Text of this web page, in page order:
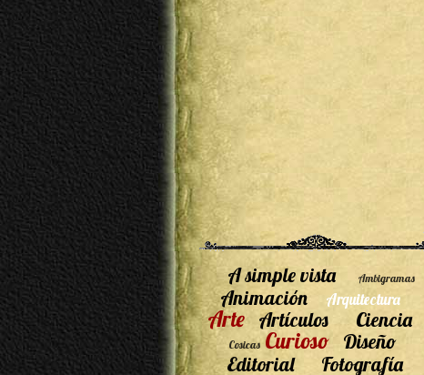
A simple vista Ambigramas
Animación Arquitectura
Arte Artículos Ciencia
Cosicas Curioso
Diseño
Editorial
Fotografía